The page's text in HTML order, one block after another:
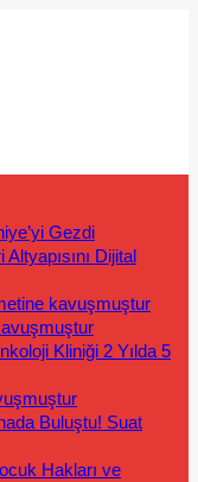
Gezdi
Dijital
kavuşmuştur
Kliniği 2 Yılda 5
Buluştu! Suat
Hakları ve